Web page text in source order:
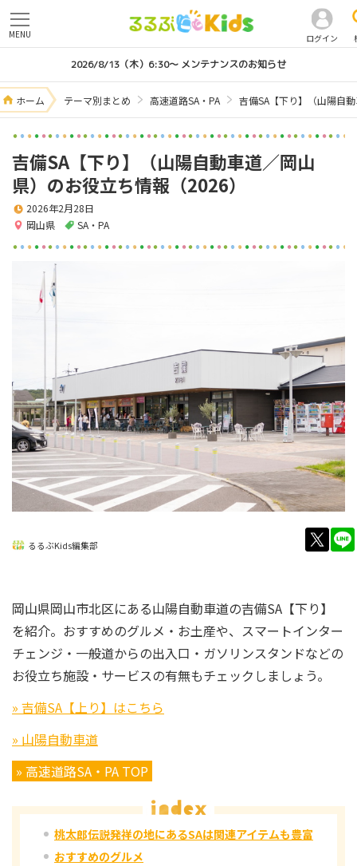
ログイン
MENU
2026/8/13（木）6:30～ メンテナンスのお知らせ
ホーム テーマ別まとめ 高速道路SA・PA 吉備SA【下り】（山陽自
吉備SA【下り】（山陽自動車道／岡山
県）のお役立ち情報（2026）
岡山県 SA・PA
2026年2月28日
るるぶKids編集部
岡山県岡山市北区にある山陽自動車道の吉備SA【下り】
を紹介。おすすめのグルメ・お土産や、スマートインター
チェンジ・一般道からの出入口・ガソリンスタンドなどの
お役立ち施設・サービスの有無もチェックしましょう。
» 吉備SA【上り】はこちら
» 山陽自動車道
» 高速道路SA・PA TOP
桃太郎伝説発祥の地にあるSAは関連アイテムも豊富
おすすめのグルメ